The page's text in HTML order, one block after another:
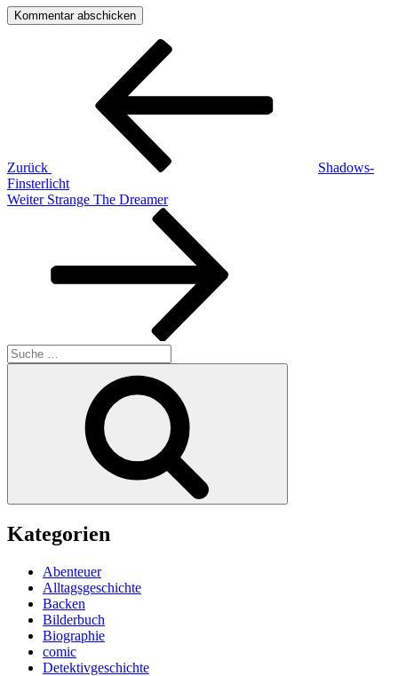
Beitragsnavigation
Zurück
Shadows-
Finsterlicht
Nächster
Weiter Strange The Dreamer
Suche
nach:
Kategorien
Abenteuer
Alltagsgeschichte
Backen
Bilderbuch
Biographie
comic
Detektivgeschichte